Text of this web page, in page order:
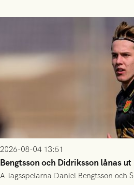
2026-08-04 13:51
Bengtsson och Didriksson lånas
A-lagsspelarna Daniel Bengtsson och